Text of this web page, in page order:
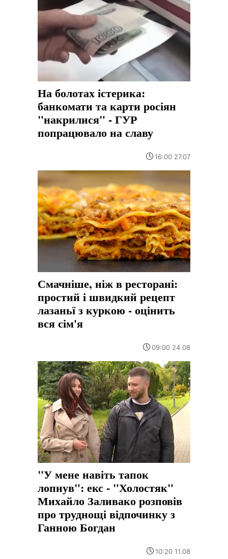
На болотах істерика:
банкомати та карти росіян
"накрилися" - ГУР
попрацювало на славу
16:00 27.07
Смачніше, ніж в ресторані:
простий і швидкий рецепт
лазаньї з куркою - оцінить
вся сім'я
09:00 24.08
"У мене навіть тапок
лопнув": екс - "Холостяк"
Михайло Заливако розповів
про труднощі відпочинку з
Ганною Богдан
10:20 11.08